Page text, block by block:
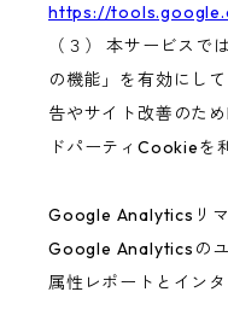
https://
（３） 本サービス
の機能」を有効にし
告やサイト改善のた
ドパーティCookieを
Google Analyticsリ
Google Analyticsの
属性レポートとイン